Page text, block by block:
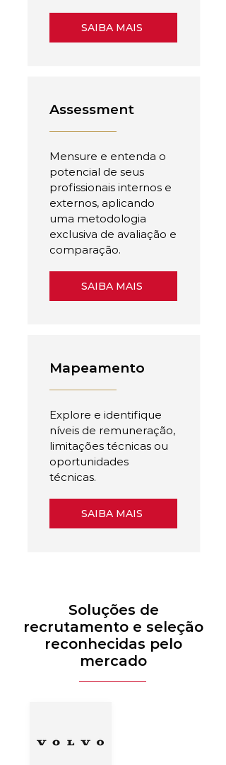
SAIBA MAIS
Assessment
Mensure e entenda o
potencial de seus
profissionais internos e
externos, aplicando
uma metodologia
exclusiva de avaliação e
comparação.
SAIBA MAIS
Mapeamento
Explore e identifique
níveis de remuneração,
limitações técnicas ou
oportunidades
técnicas.
SAIBA MAIS
Soluções de
recrutamento e seleção
reconhecidas pelo
mercado